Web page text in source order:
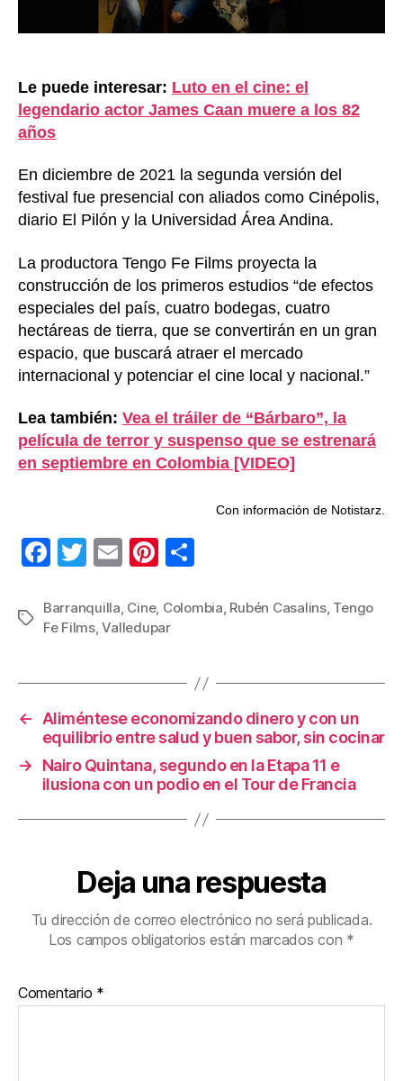
Le puede interesar: Luto en el cine: el
legendario actor James Caan muere a los 82
años
En diciembre de 2021 la segunda versión del
festival fue presencial con aliados como Cinépolis,
diario El Pilón y la Universidad Área Andina.
La productora Tengo Fe Films proyecta la
construcción de los primeros estudios “de efectos
especiales del país, cuatro bodegas, cuatro
hectáreas de tierra, que se convertirán en un gran
espacio, que buscará atraer el mercado
internacional y potenciar el cine local y nacional.”
Lea también: Vea el tráiler de “Bárbaro”, la
película de terror y suspenso que se estrenará
en septiembre en Colombia [VIDEO]
Con información de Notistarz.
F
c
e
o
k
T
tt
er
E
ail
Pi
er
e
m
ar
tir
Etiquetas
Barranquilla, Cine, Colombia, Rubén Casalins, Tengo
Fe Films,Valledupar
← Aliméntese economizando dinero y con un
equilibrio entre salud y buen sabor, sin cocinar
→
Nairo Quintana, segundo en la Etapa 11 e
ilusiona con un podio en el Tour de Francia
Deja una respuesta
Tu dirección de correo electrónico no será publicada.
Los campos obligatorios están marcados con *
Comentario *